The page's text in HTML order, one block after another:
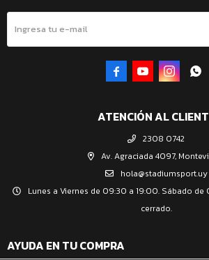
ATENCIÓN AL
2308 0742
Av. Agraciada 4097,
hola@stadiumsport.uy
Lunes a Viernes de 09:30 a 19:00. Sábado
cerrado.
AYUDA EN TU COMPRA
   